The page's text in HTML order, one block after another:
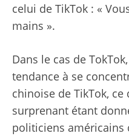
celui de TikTok : «
mains ».
Dans le cas de
tendance à se
chinoise de TikTok, ce
surprenant étant
politiciens américains